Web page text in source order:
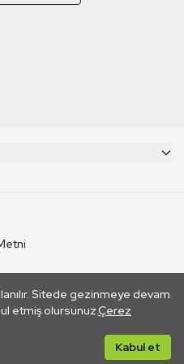
Sitede gezinmeye devam
etmiş olursunuz.Çerez
Kabul et
Bağlantı yoluyla gidilen dış